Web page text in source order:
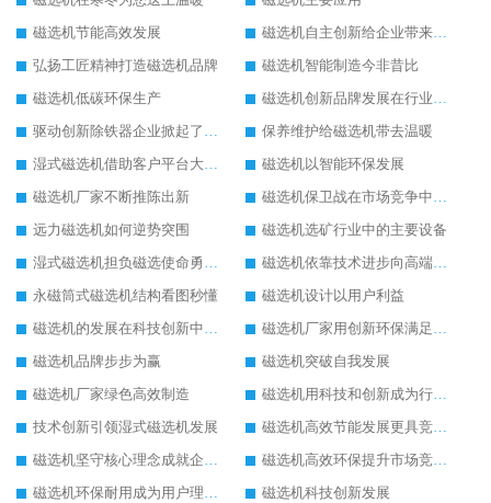
磁选机节能高效发展
磁选机自主创新给企业带来了阳光
弘扬工匠精神打造磁选机品牌
磁选机智能制造今非昔比
磁选机低碳环保生产
磁选机创新品牌发展在行业的顶端
驱动创新除铁器企业掀起了发展风暴
保养维护给磁选机带去温暖
湿式磁选机借助客户平台大放异彩
磁选机以智能环保发展
磁选机厂家不断推陈出新
磁选机保卫战在市场竞争中打响
远力磁选机如何逆势突围
磁选机选矿行业中的主要设备
湿式磁选机担负磁选使命勇往直前
磁选机依靠技术进步向高端转型
永磁筒式磁选机结构看图秒懂
磁选机设计以用户利益
磁选机的发展在科技创新中成为焦点
磁选机厂家用创新环保满足市发展
磁选机品牌步步为赢
磁选机突破自我发展
磁选机厂家绿色高效制造
磁选机用科技和创新成为行业中的顶梁柱
技术创新引领湿式磁选机发展
磁选机高效节能发展更具竞争力
磁选机坚守核心理念成就企业辉煌
磁选机高效环保提升市场竞争力
磁选机环保耐用成为用户理想选择
磁选机科技创新发展